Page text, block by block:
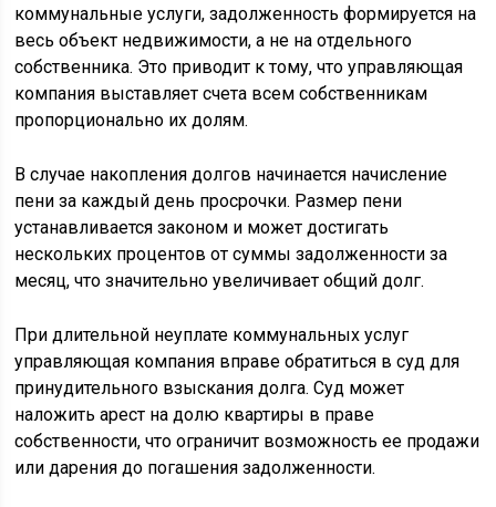
коммунальные услуги, задолженность формируется на
весь объект недвижимости, а не на отдельного
собственника. Это приводит к тому, что управляющая
компания выставляет счета всем собственникам
пропорционально их долям.
В случае накопления долгов начинается начисление
пени за каждый день просрочки. Размер пени
устанавливается законом и может достигать
нескольких процентов от суммы задолженности за
месяц, что значительно увеличивает общий долг.
При длительной неуплате коммунальных услуг
управляющая компания вправе обратиться в суд для
принудительного взыскания долга. Суд может
наложить арест на долю квартиры в праве
собственности, что ограничит возможность ее продажи
или дарения до погашения задолженности.